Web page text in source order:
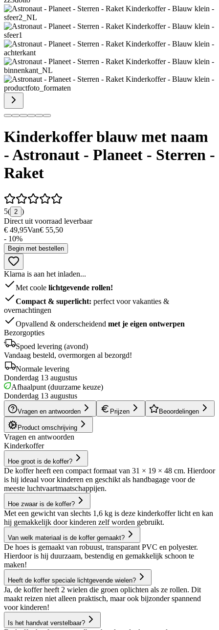
Kinderkoffer blauw met naam
- Astronaut - Planeet - Sterren -
Raket
5( 2 )
Direct uit voorraad leverbaar
€ 49,95Van€ 55,50
- 10%
Begin met bestellen
Klarna is aan het inladen...
Met coole lichtgevende rollen!
Compact & superlicht: perfect voor vakanties &
overnachtingen
Opvallend & onderscheidend met je eigen ontwerpen
Bezorgopties
Spoed levering (avond)
Vandaag besteld, overmorgen al bezorgd!
Normale levering
Donderdag 13 augustus
Afhaalpunt (duurzame keuze)
Donderdag 13 augustus
Vragen en antwoorden Prijzen Beoordelingen
Product omschrijving
Vragen en antwoorden
Kinderkoffer
Hoe groot is de koffer?
De koffer heeft een compact formaat van 31 × 19 × 48 cm. Hierdoor
is hij ideaal voor kinderen en geschikt als handbagage voor de
meeste luchtvaartmaatschappijen.
Hoe zwaar is de koffer?
Met een gewicht van slechts 1,6 kg is deze kinderkoffer licht en kan
hij gemakkelijk door kinderen zelf worden gebruikt.
Van welk materiaal is de koffer gemaakt?
De hoes is gemaakt van robuust, transparant PVC en polyester.
Hierdoor is hij duurzaam, bestendig en gemakkelijk schoon te
maken!
Heeft de koffer speciale lichtgevende wielen?
Ja, de koffer heeft 2 wielen die groen oplichten als ze rollen. Dit
maakt reizen niet alleen praktisch, maar ook bijzonder spannend
voor kinderen!
Is het handvat verstelbaar?